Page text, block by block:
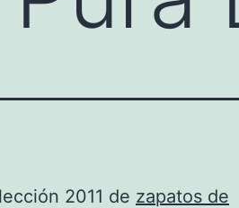
2011 de zapatos de